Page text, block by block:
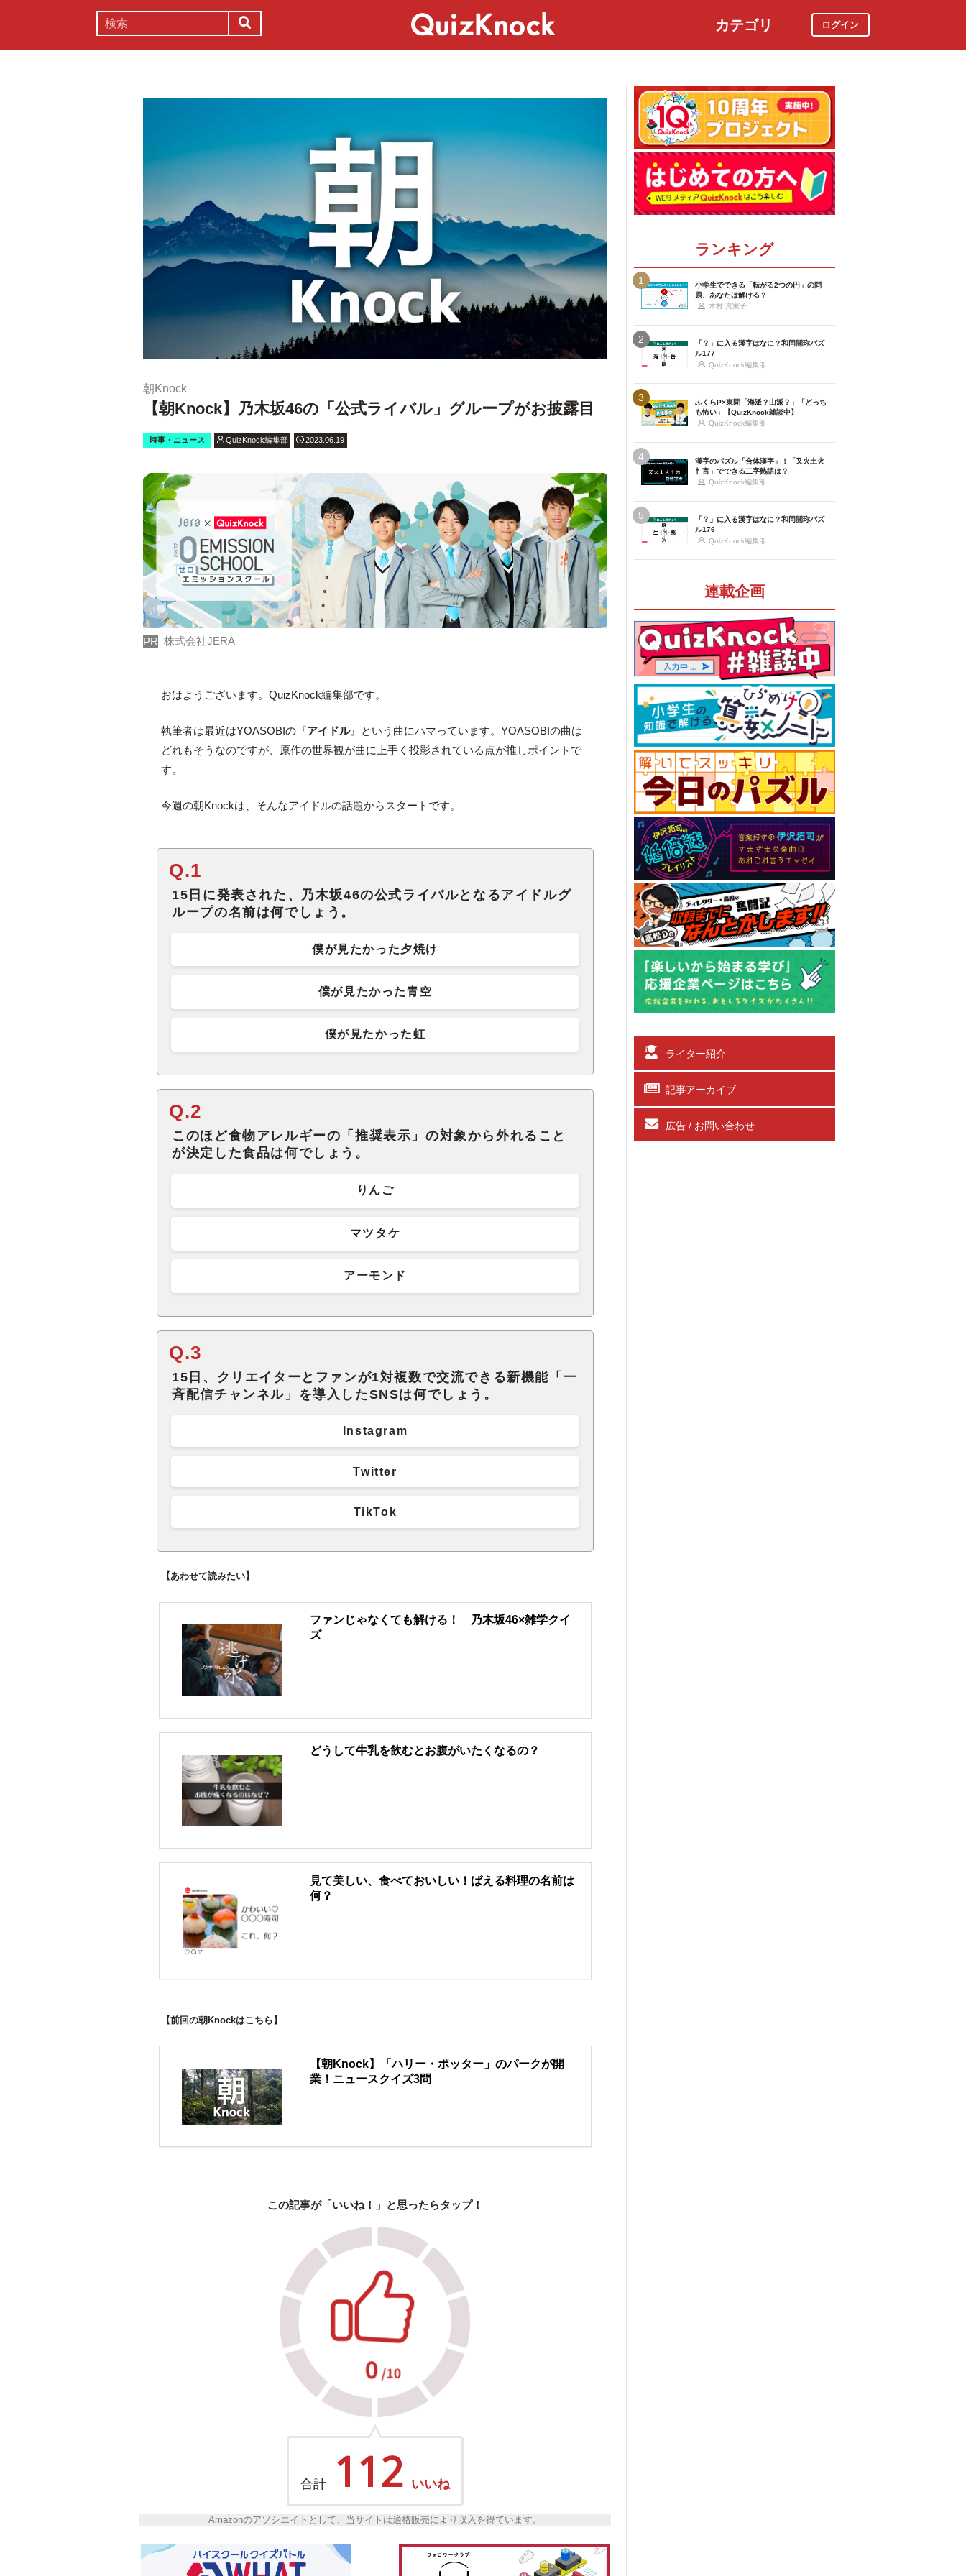
カテゴリ ログイン
朝Knock
【朝Knock】乃木坂46の「公式ライバル」グループがお披露目
時事・ニュース QuizKnock編集部 2023.06.19
PR 株式会社JERA
おはようございます。QuizKnock編集部です。
執筆者は最近はYOASOBIの『アイドル』という曲にハマっています。YOASOBIの曲は
どれもそうなのですが、原作の世界観が曲に上手く投影されている点が推しポイントで
す。
今週の朝Knockは、そんなアイドルの話題からスタートです。
Q.1
15日に発表された、乃木坂46の公式ライバルとなるアイドルグ
ループの名前は何でしょう。
僕が見たかった夕焼け
僕が見たかった青空
僕が見たかった虹
Q.2
このほど食物アレルギーの「推奨表示」の対象から外れること
が決定した食品は何でしょう。
りんご
マツタケ
アーモンド
Q.3
15日、クリエイターとファンが1対複数で交流できる新機能「一
斉配信チャンネル」を導入したSNSは何でしょう。
Instagram
Twitter
TikTok
【あわせて読みたい】
ファンじゃなくても解ける！ 乃木坂46×雑学クイ
ズ
どうして牛乳を飲むとお腹がいたくなるの？
見て美しい、食べておいしい！ばえる料理の名前は
何？
【前回の朝Knockはこちら】
【朝Knock】「ハリー・ポッター」のパークが開
業！ニュースクイズ3問
この記事が「いいね！」と思ったらタップ！
合計 112 いいね
Amazonのアソシエイトとして、当サイトは適格販売により収入を得ています。
ランキング
1
小学生でできる「転がる2つの円」の問
題、あなたは解ける？
木村 真実子
2
「？」に入る漢字はなに？和同開珎パズ
ル177
QuizKnock編集部
3
ふくらP×東問「海派？山派？」「どっち
も怖い」【QuizKnock雑談中】
QuizKnock編集部
4
漢字のパズル「合体漢字」！「又火土火
忄言」でできる二字熟語は？
QuizKnock編集部
5
「？」に入る漢字はなに？和同開珎パズ
ル176
QuizKnock編集部
連載企画
ライター紹介
記事アーカイブ
広告 / お問い合わせ